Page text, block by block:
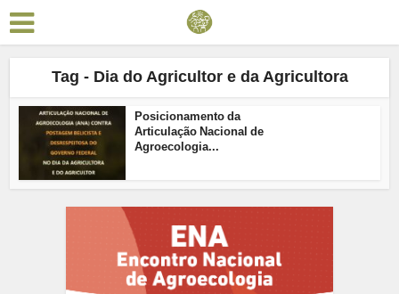
Tag - Dia do Agricultor e da Agricultora
Posicionamento da
Articulação Nacional de
Agroecologia...